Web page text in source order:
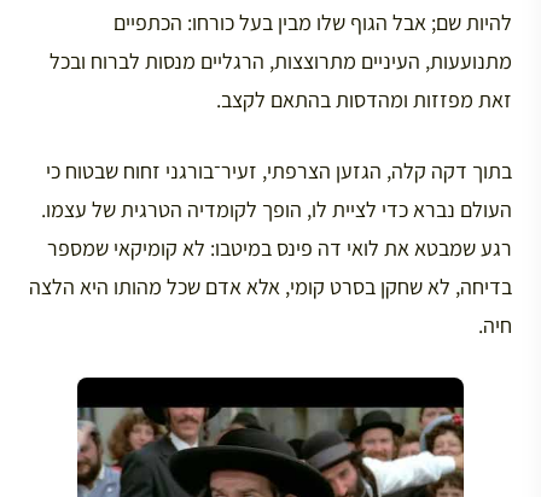
להיות שם; אבל הגוף שלו מבין בעל כורחו: הכתפיים
מתנועעות, העיניים מתרוצצות, הרגליים מנסות לברוח ובכל
זאת מפזזות ומהדסות בהתאם לקצב.
בתוך דקה קלה, הגזען הצרפתי, זעיר־בורגני זחוח שבטוח כי
העולם נברא כדי לציית לו, הופך לקומדיה הטרגית של עצמו.
רגע שמבטא את לואי דה פינס במיטבו: לא קומיקאי שמספר
בדיחה, לא שחקן בסרט קומי, אלא אדם שכל מהותו היא הלצה
חיה.